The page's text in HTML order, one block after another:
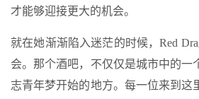
才能够迎接更大的机会。
就在她渐渐陷入迷茫的时候，Red
会。那个酒吧，不仅仅是城市中的一
志青年梦开始的地方。每一位来到这